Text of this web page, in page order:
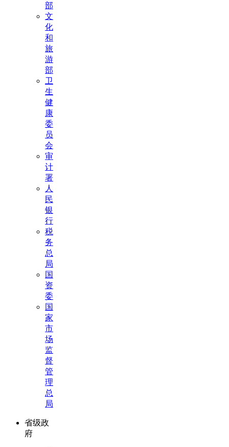
部
文
化
和
旅
游
部
卫
生
健
康
委
员
会
审
计
署
人
民
银
行
税
务
总
局
国
资
委
国
家
市
场
监
督
管
理
总
局
省级政
府